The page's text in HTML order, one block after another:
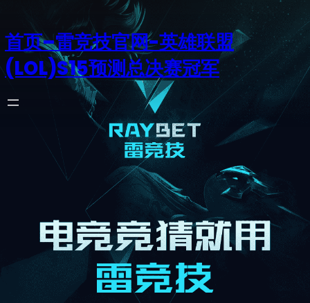
首页–雷竞技官网-英雄联盟
(LOL)S15预测总决赛冠军